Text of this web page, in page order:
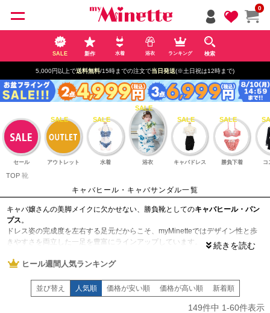
0
SALE 新作 水着 浴衣 ランキング 検索
5,000円以上で送料無料/15時までの注文で当日発送(※土日祝は12時まで)
セール アウトレット 水着 浴衣 キャバドレス 勝負下着 コ
TOP 靴
キャバヒール・キャバサンダル一覧
キャバ嬢さんの美脚メイクに欠かせない、勝負靴としてのキャバヒール・パン
プス 。
ドレス姿の完成度を左右する足元だからこそ、myMinetteではデザイン性と歩
きやすさを両立した一足を豊富にラインアップしています。
ナイトワークにおいて、スタイルアップは接客の自信に繋がる大切なポイン
ト。基本的にはローヒールは避け、
当店では、10cm〜15cm以上のハイヒールや厚底プラットフォームを多数ご用
意。ヒールが高くなるほど膝下のラインが強調され、視覚的な脚長効果が劇的
ヒール週間人気ランキング
並び替え 人気順 価格が安い順 価格が高い順 新着順
149件中 1-60件表示
ペー
ジト
ップ